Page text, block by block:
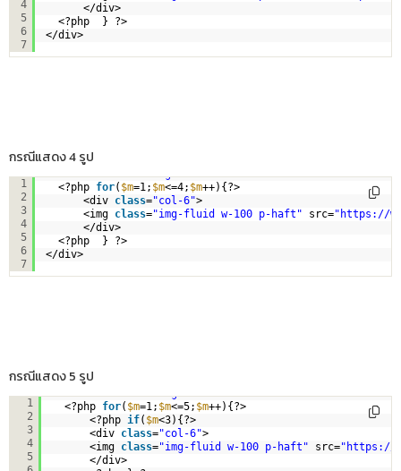
4
5
6
7
</div>
<?php  } ?>
</div>
กรณีแสดง 4 รูป
1
2
3
4
5
6
7
<?php for( $m=1; $m<=4; $m++){?>
<div class="col-6">
<img class="img-fluid w-100 p-haft" src=" https://
</div>
<?php  } ?>
</div>
กรณีแสดง 5 รูป
1
2
3
4
5
<?php for( $m=1; $m<=5; $m++){?>
<?php if( $m<3){?>
<div class="col-6">
<img class="img-fluid w-100 p-haft" src=" https://
</div>